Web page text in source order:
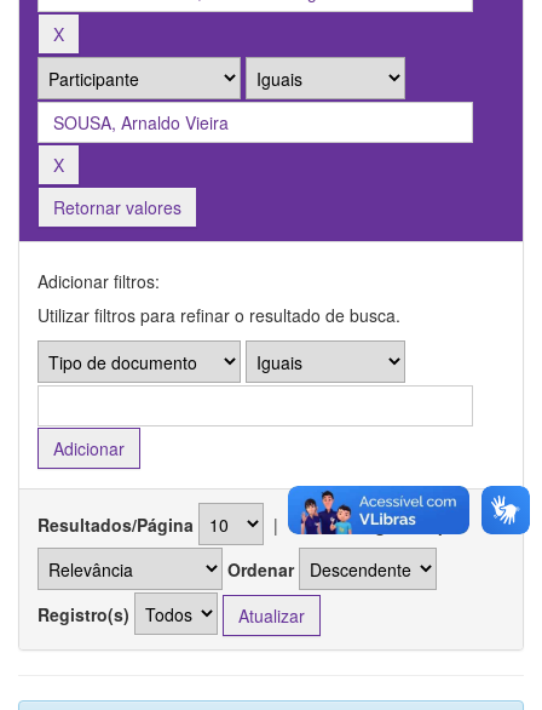
Retornar valores
Adicionar filtros:
Utilizar filtros para refinar o resultado de busca.
Resultados/Página | Ordenar registros por
Ordenar
Registro(s)